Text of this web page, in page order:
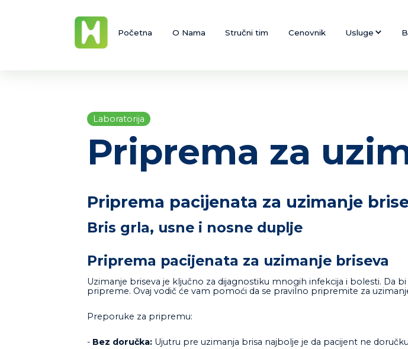
Početna O Nama Stručni tim Cenovnik Usluge
Laboratorija
Priprema za
Priprema pacijenata za uzimanje
Bris grla, usne i nosne duplje
Priprema pacijenata za uzimanje briseva
Uzimanje briseva je ključno za dijagnostiku mnogih infekcija i bolesti. Da
pripreme. Ovaj vodič će vam pomoći da se pravilno pripremite za
Preporuke za pripremu:
- Bez doručka: Ujutru pre uzimanja brisa najbolje je da pacijent ne